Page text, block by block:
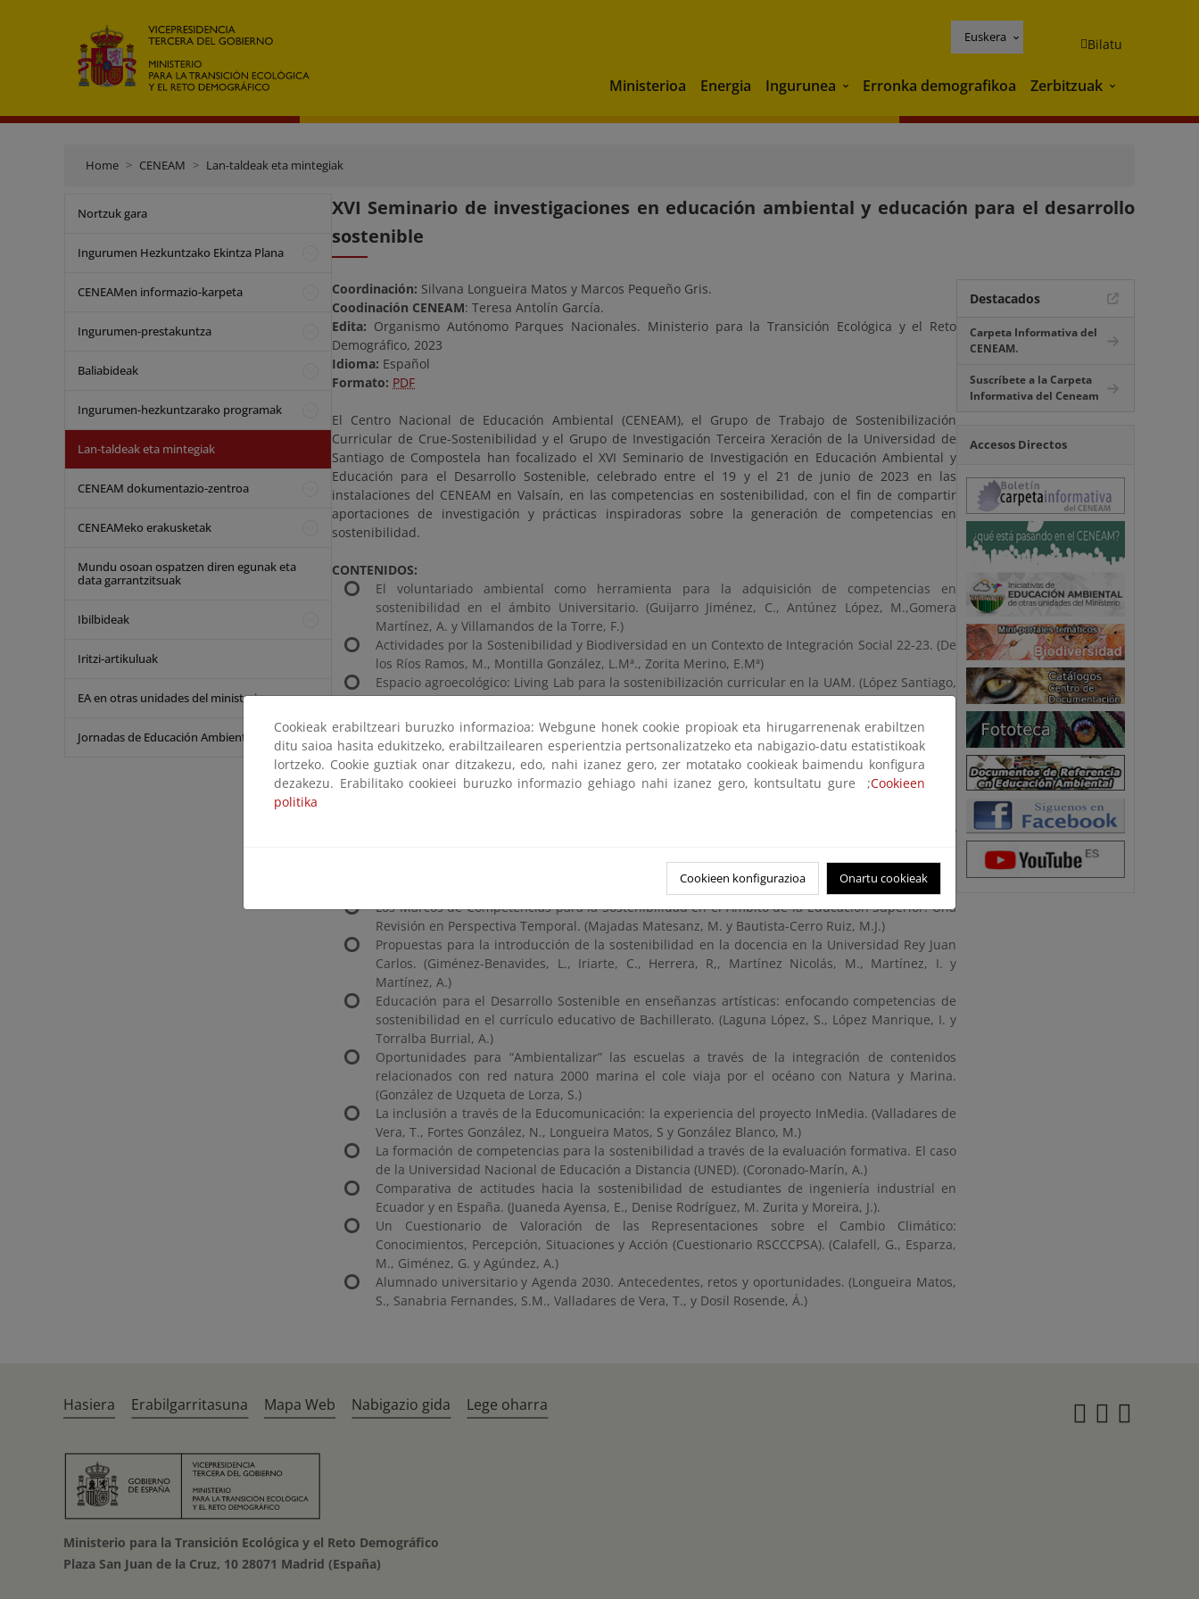
Euskera Bilatu
Ministerioa Energia Ingurunea Ingurunea
Erronka demografikoa Zerbitzuak Zerbitzuak
Home CENEAM Lan-taldeak eta mintegiak
Nortzuk gara
Ingurumen Hezkuntzako Ekintza Plana
CENEAMen informazio-karpeta
Ingurumen-prestakuntza
Baliabideak
Ingurumen-hezkuntzarako programak
Lan-taldeak eta mintegiak
CENEAM dokumentazio-zentroa
CENEAMeko erakusketak
Mundu osoan ospatzen diren egunak eta
data garrantzitsuak
Ibilbideak
Iritzi-artikuluak
EA en otras unidades del ministerio
Jornadas de Educación Ambiental
XVI Seminario de investigaciones en educación ambiental y educación para el desarrollo
sostenible
Coordinación: Silvana Longueira Matos y Marcos Pequeño Gris.
Coodinación CENEAM: Teresa Antolín García.
Edita: Organismo Autónomo Parques Nacionales. Ministerio para la Transición Ecológica y el Reto
Demográfico, 2023
Idioma: Español
Formato: PDF
El Centro Nacional de Educación Ambiental (CENEAM), el Grupo de Trabajo de Sostenibilización
Curricular de Crue-Sostenibilidad y el Grupo de Investigación Terceira Xeración de la Universidad de
Santiago de Compostela han focalizado el XVI Seminario de Investigación en Educación Ambiental y
Educación para el Desarrollo Sostenible, celebrado entre el 19 y el 21 de junio de 2023 en las
instalaciones del CENEAM en Valsaín, en las competencias en sostenibilidad, con el fin de compartir
aportaciones de investigación y prácticas inspiradoras sobre la generación de competencias en
sostenibilidad.
CONTENIDOS:
El voluntariado ambiental como herramienta para la adquisición de competencias en
sostenibilidad en el ámbito Universitario. (Guijarro Jiménez, C., Antúnez López, M.,Gomera
Martínez, A. y Villamandos de la Torre, F.)
Actividades por la Sostenibilidad y Biodiversidad en un Contexto de Integración Social 22-23. (De
los Ríos Ramos, M., Montilla González, L.Mª., Zorita Merino, E.Mª)
Espacio agroecológico: Living Lab para la sostenibilización curricular en la UAM. (López Santiago,
C.A., Alba Hidalgo, D., Wadie Martínez, A. y García Diez, V.)
La Biodiversidad en la Educación Secundaria desde el Enfoque de la Educación para la
Sostenibilidad: El Proyecto “Dame Alas” y la Ciencia Ciudadana. (Calafell, G. Navas, D., Becerra,
A., Colomer, M., M. Escofet, A., Esparza, M., Grasa, M. del M., Huertas, E., Jiménez, G., Mañosa, S.
y Pereira, C.)
Alianzas para reivindicar el Derecho a la Educación. El caso de la Campaña Mundial por la
Educar para la sostenibilidad desde lo local. « As Bestas» y « Alcarràs». (Dosil Rosende, Á. y
Integración de la sostenibilidad en los trabajos de fin de titulación. Experiencias en la UPM
Los Marcos de Competencias para la Sostenibilidad en el Ámbito de la Educación Superior. Una
Revisión en Perspectiva Temporal. (Majadas Matesanz, M. y Bautista-Cerro Ruiz, M.J.)
Propuestas para la introducción de la sostenibilidad en la docencia en la Universidad Rey Juan
Carlos. (Giménez-Benavides, L., Iriarte, C., Herrera, R,, Martínez Nicolás, M., Martínez, I. y
Martínez, A.)
Educación para el Desarrollo Sostenible en enseñanzas artísticas: enfocando competencias de
sostenibilidad en el currículo educativo de Bachillerato. (Laguna López, S., López Manrique, I. y
Torralba Burrial, A.)
Oportunidades para “Ambientalizar” las escuelas a través de la integración de contenidos
relacionados con red natura 2000 marina el cole viaja por el océano con Natura y Marina.
(González de Uzqueta de Lorza, S.)
La inclusión a través de la Educomunicación: la experiencia del proyecto InMedia. (Valladares de
Vera, T., Fortes González, N., Longueira Matos, S y González Blanco, M.)
La formación de competencias para la sostenibilidad a través de la evaluación formativa. El caso
de la Universidad Nacional de Educación a Distancia (UNED). (Coronado-Marín, A.)
Comparativa de actitudes hacia la sostenibilidad de estudiantes de ingeniería industrial en
Ecuador y en España. (Juaneda Ayensa, E., Denise Rodríguez, M. Zurita y Moreira, J.).
Un Cuestionario de Valoración de las Representaciones sobre el Cambio Climático:
Conocimientos, Percepción, Situaciones y Acción (Cuestionario RSCCCPSA). (Calafell, G., Esparza,
M., Giménez, G. y Agúndez, A.)
Alumnado universitario y Agenda 2030. Antecedentes, retos y oportunidades. (Longueira Matos,
S., Sanabria Fernandes, S.M., Valladares de Vera, T., y Dosil Rosende, Á.)
Destacados
Carpeta Informativa del
CENEAM.
Suscríbete a la Carpeta
Informativa del Ceneam
Accesos Directos
Cookieak erabiltzeari buruzko informazioa: Webgune honek cookie propioak eta hirugarrenenak erabiltzen
ditu saioa hasita edukitzeko, erabiltzailearen esperientzia pertsonalizatzeko eta nabigazio-datu estatistikoak
lortzeko. Cookie guztiak onar ditzakezu, edo, nahi izanez gero, zer motatako cookieak baimendu konfigura
dezakezu. Erabilitako cookieei buruzko informazio gehiago nahi izanez gero, kontsultatu gure ;Cookieen
politika
Cookieen konfigurazioa Onartu cookieak
Hasiera Erabilgarritasuna Mapa Web Nabigazio gida Lege oharra Twitter
Ministerio para la Transición Ecológica y el Reto Demográfico
Plaza San Juan de la Cruz, 10 28071 Madrid (España)